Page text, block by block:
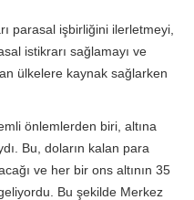
parasal işbirliğini ilerletmeyi,
istikrarı sağlamayı ve
ülkelere kaynak sağlarken
önlemlerden biri, altına
Bu, doların kalan para
ve her bir ons altının 35
Bu şekilde Merkez